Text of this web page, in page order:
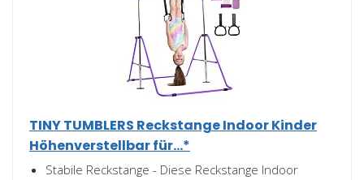
TINY TUMBLERS Reckstange Indoor Kinder
Höhenverstellbar für...*
Stabile Reckstange - Diese Reckstange Indoor